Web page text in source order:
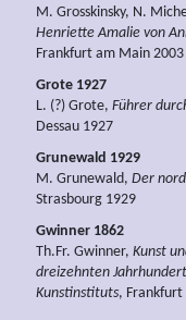
M. Grosskinsky, N.
Henriette Amalie von
Frankfurt am Main 2003
Grote 1927
L. (?) Grote, Führer
Dessau 1927
Grunewald 1929
M. Grunewald, Der
Strasbourg 1929
Gwinner 1862
Th.Fr. Gwinner, Kunst
dreizehnten
Kunstinstituts,